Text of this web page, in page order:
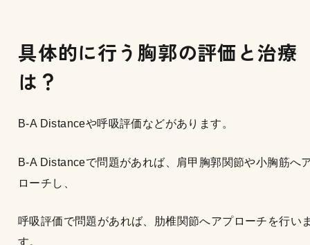
具体的に行う胸郭の評価と治療
は？
B-A Distanceや呼吸評価などがあります。
B-A Distanceで問題があれば、肩甲胸郭関節や小胸筋へ
ローチし、
呼吸評価で問題があれば、肋椎関節へアプローチを行い
す。